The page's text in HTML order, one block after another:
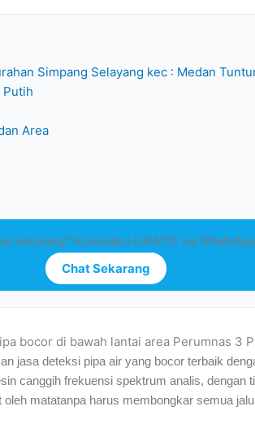
Simpang Selayang kec : Medan
Putih
Area
sekarang? Konsultasi GRATIS via WhatsApp
Chat Sekarang
bocor di bawah lantai area Perumnas 3
jasa deteksi pipa air yang bocor terbaik
canggih frekuensi spektrum analis, dengan
matatanpa harus membongkar semua